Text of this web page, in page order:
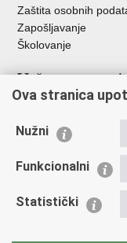
Zaštita osobnih
Zapošljavanje
Školovanje
Važne
Ministarstvo
Udruge
Policijska akademija
Zaklada policijske
Ova stranica
Nužni
Funkcionalni
Statistički